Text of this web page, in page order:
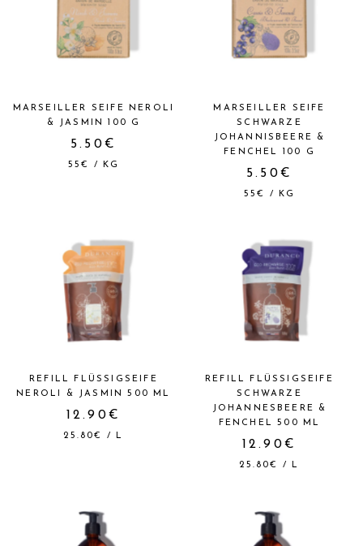
MARSEILLER SEIFE NEROLI
& JASMIN 100 G
5.50€
55€ / KG
MARSEILLER SEIFE
SCHWARZE
JOHANNISBEERE &
FENCHEL 100 G
5.50€
55€ / KG
REFILL FLÜSSIGSEIFE
NEROLI & JASMIN 500 ML
12.90€
25.80€ /L
REFILL FLÜSSIGSEIFE
SCHWARZE
JOHANNESBEERE &
FENCHEL 500 ML
12.90€
25.80€ /L